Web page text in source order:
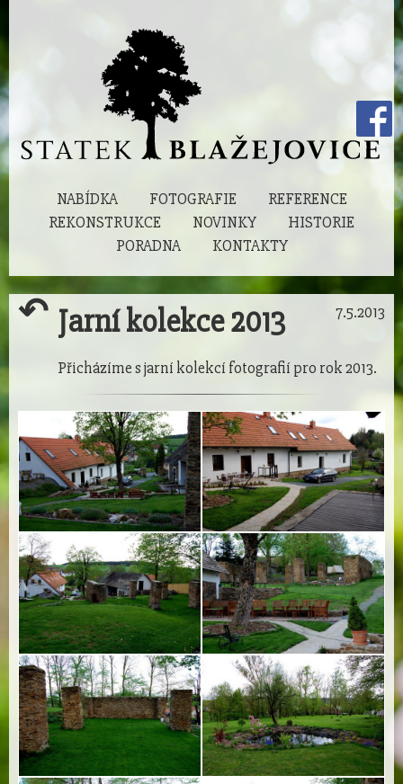
NABÍDKA FOTOGRAFIE
REFERENCE
REKONSTRUKCE
NOVINKY
HISTORIE
PORADNA
KONTAKTY
↶ 7.5.2013
Jarní kolekce 2013
Přicházíme s jarní kolekcí fotografií pro rok 2013.